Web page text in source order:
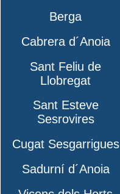
Berga
Cabrera d´Anoia
Sant Feliu de
Llobregat
Sant Esteve
Sesrovires
Cugat Sesgarrigues
Sadurní d´Anoia